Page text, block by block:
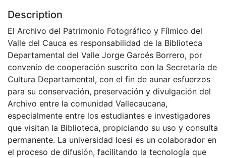
Description
El Archivo del Patrimonio Fotográfico y Fílmico del
Valle del Cauca es responsabilidad de la Biblioteca
Departamental del Valle Jorge Garcés Borrero, por
convenio de cooperación suscrito con la Secretaría de
Cultura Departamental, con el fin de aunar esfuerzos
para su conservación, preservación y divulgación del
Archivo entre la comunidad Vallecaucana,
especialmente entre los estudiantes e investigadores
que visitan la Biblioteca, propiciando su uso y consulta
permanente. La universidad Icesi es un colaborador en
el proceso de difusión, facilitando la tecnología que